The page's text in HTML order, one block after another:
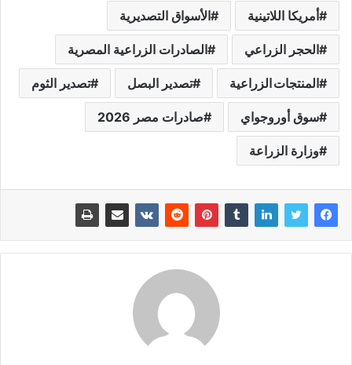
أمريكا اللاتينية الأسواق التصديرية
الحجر الزراعي الصادرات الزراعية المصرية
المنتجات الزراعية تصدير البصل تصدير الثوم
سوق أوروجواي صادرات مصر 2026
وزارة الزراعة